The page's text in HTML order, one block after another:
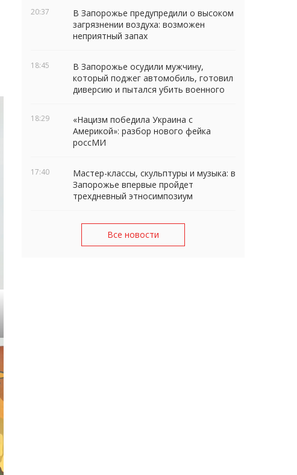
20:37
В Запорожье предупредили о высоком
загрязнении воздуха: возможен
неприятный запах
18:45
В Запорожье осудили мужчину,
который поджег автомобиль, готовил
диверсию и пытался убить военного
18:29
«Нацизм победила Украина с
Америкой»: разбор нового фейка
россМИ
17:40
Мастер-классы, скульптуры и музыка: в
Запорожье впервые пройдет
трехдневный этносимпозиум
Все новости